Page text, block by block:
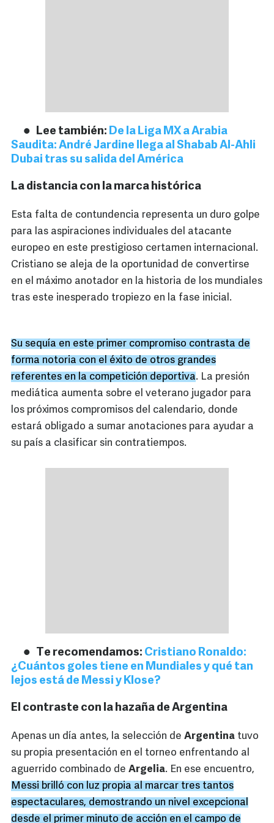
Lee también: De la Liga MX a Arabia
Saudita: André Jardine llega al Shabab Al-Ahli
Dubai tras su salida del América
La distancia con la marca histórica
Esta falta de contundencia representa un duro golpe
para las aspiraciones individuales del atacante
europeo en este prestigioso certamen internacional.
Cristiano se aleja de la oportunidad de convertirse
en el máximo anotador en la historia de los mundiales
tras este inesperado tropiezo en la fase inicial.
Su sequía en este primer compromiso contrasta de
forma notoria con el éxito de otros grandes
referentes en la competición deportiva. La presión
mediática aumenta sobre el veterano jugador para
los próximos compromisos del calendario, donde
estará obligado a sumar anotaciones para ayudar a
su país a clasificar sin contratiempos.
Te recomendamos: Cristiano Ronaldo:
¿Cuántos goles tiene en Mundiales y qué tan
lejos está de Messi y Klose?
El contraste con la hazaña de Argentina
Apenas un día antes, la selección de Argentina tuvo
su propia presentación en el torneo enfrentando al
aguerrido combinado de Argelia. En ese encuentro,
Messi brilló con luz propia al marcar tres tantos
espectaculares, demostrando un nivel excepcional
desde el primer minuto de acción en el campo de